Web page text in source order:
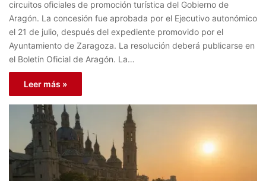
circuitos oficiales de promoción turística del Gobierno de
Aragón. La concesión fue aprobada por el Ejecutivo autonómico
el 21 de julio, después del expediente promovido por el
Ayuntamiento de Zaragoza. La resolución deberá publicarse en
el Boletín Oficial de Aragón. La…
Leer más »